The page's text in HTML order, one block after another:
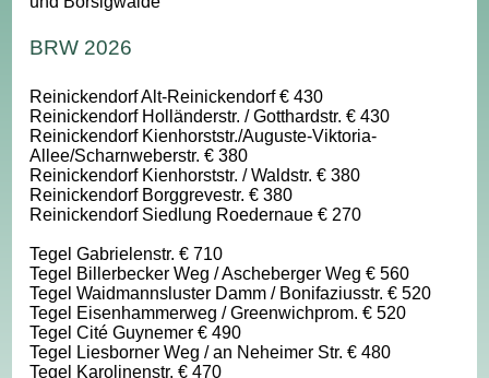
BRW 2026
Reinickendorf Alt-Reinickendorf € 430
Reinickendorf Holländerstr. / Gotthardstr. € 430
Reinickendorf Kienhorststr./Auguste-Viktoria-
Allee/Scharnweberstr. € 380
Reinickendorf Kienhorststr. / Waldstr. € 380
Reinickendorf Borggrevestr. € 380
Reinickendorf Siedlung Roedernaue € 270
Tegel Gabrielenstr. € 710
Tegel Billerbecker Weg / Ascheberger Weg € 560
Tegel Waidmannsluster Damm / Bonifaziusstr. € 520
Tegel Eisenhammerweg / Greenwichprom. € 520
Tegel Cité Guynemer € 490
Tegel Liesborner Weg / an Neheimer Str. € 480
Tegel Karolinenstr. € 470